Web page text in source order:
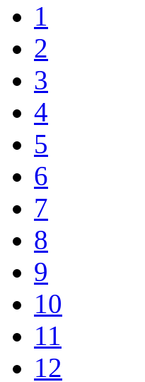
1
2
3
4
5
6
7
8
9
10
11
12